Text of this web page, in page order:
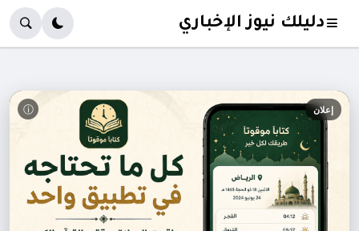
دليلك نيوز الإخباري
ⓘ إعلان